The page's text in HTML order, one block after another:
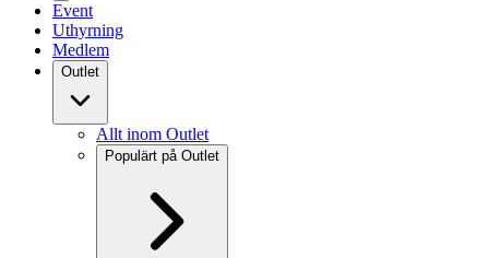
Event
Uthyrning
Medlem
Outlet
Allt inom Outlet
Populärt på Outlet